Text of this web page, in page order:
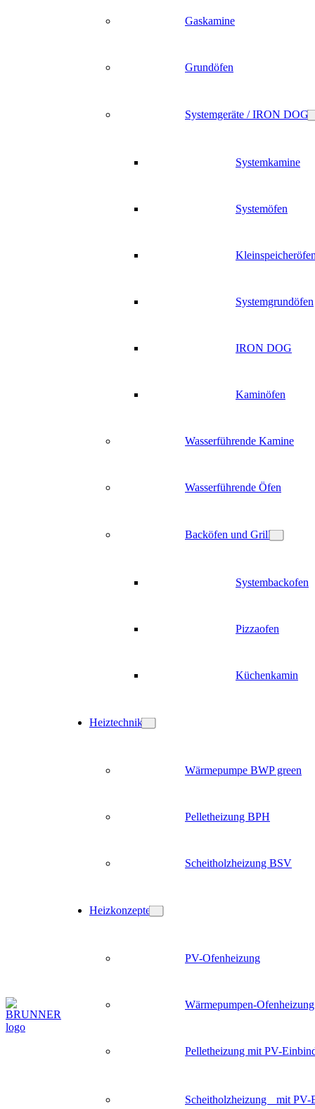
Gaskamine
Grundöfen
Systemgeräte / IRON DOG
Systemkamine
Systemöfen
Systemgrundöfen
IRON DOG
Kaminöfen
Wasserführende Kamine
Wasserführende Öfen
Backöfen und Grill
Systembackofen
Pizzaofen
Küchenkamin
Heiztechnik
Wärmepumpe BWP green
Pelletheizung BPH
Scheitholzheizung BSV
Heizkonzepte
PV-Ofenheizung
Wärmepumpen-Ofenheizung
Pelletheizung mit PV-
Scheitholzheizung mit PV-